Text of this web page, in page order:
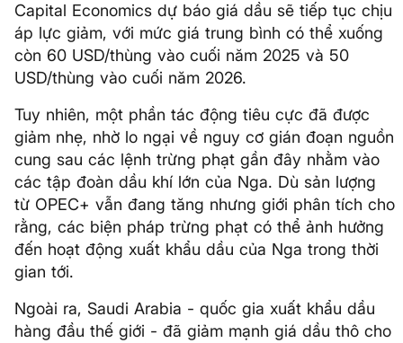
Capital Economics dự báo giá dầu sẽ tiếp tục chịu
áp lực giảm, với mức giá trung bình có thể xuống
còn 60 USD/thùng vào cuối năm 2025 và 50
USD/thùng vào cuối năm 2026.
Tuy nhiên, một phần tác động tiêu cực đã được
giảm nhẹ, nhờ lo ngại về nguy cơ gián đoạn nguồn
cung sau các lệnh trừng phạt gần đây nhằm vào
các tập đoàn dầu khí lớn của Nga. Dù sản lượng
từ OPEC+ vẫn đang tăng nhưng giới phân tích cho
rằng, các biện pháp trừng phạt có thể ảnh hưởng
đến hoạt động xuất khẩu dầu của Nga trong thời
gian tới.
Ngoài ra, Saudi Arabia - quốc gia xuất khẩu dầu
hàng đầu thế giới - đã giảm mạnh giá dầu thô cho